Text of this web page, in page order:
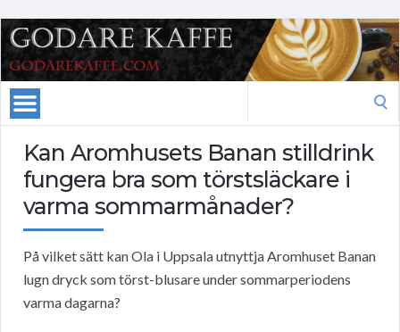
Kan Aromhusets Banan stilldrink
fungera bra som törstsläckare i
varma sommarmånader?
På vilket sätt kan Ola i Uppsala utnyttja Aromhuset Banan
lugn dryck som törst-blusare under sommarperiodens
varma dagarna?